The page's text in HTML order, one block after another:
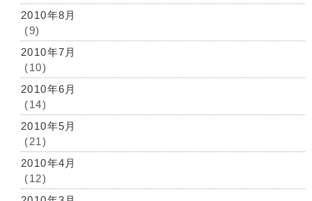
2010年8月
(9)
2010年7月
(10)
2010年6月
(14)
2010年5月
(21)
2010年4月
(12)